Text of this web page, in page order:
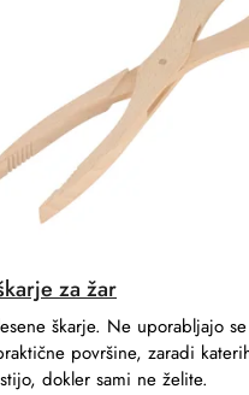
za žar
škarje. Ne uporabljajo
površine, zaradi
dokler sami ne želite.